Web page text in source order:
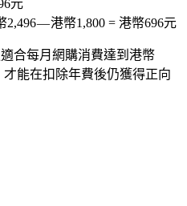
元
— 港幣1,800 = 港幣696元
合每月網購消費達到港幣
能在扣除年費後仍獲得正向